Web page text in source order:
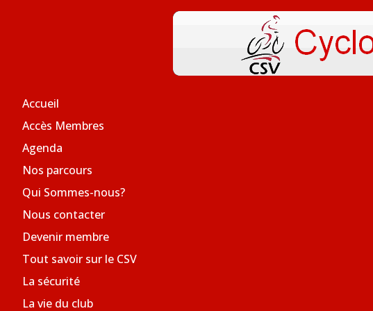
Accueil
Accès Membres
Agenda
Nos parcours
Qui Sommes-nous?
Nous contacter
Devenir membre
Tout savoir sur le CSV
La sécurité
La vie du club